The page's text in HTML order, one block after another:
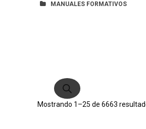
MANUALES FORMATIVOS
productos
Mostrando 1–25 de 6663